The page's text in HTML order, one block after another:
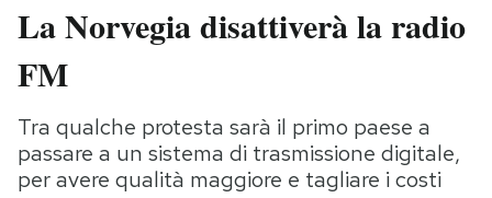
Italia
Tecnologia
Internet
Scienza
Moda
Storie/Idee
Ok Boomer!
Media
La Norvegia disattiverà la radio
FM
Tra qualche protesta sarà il primo paese a
passare a un sistema di trasmissione digitale,
per avere qualità maggiore e tagliare i costi